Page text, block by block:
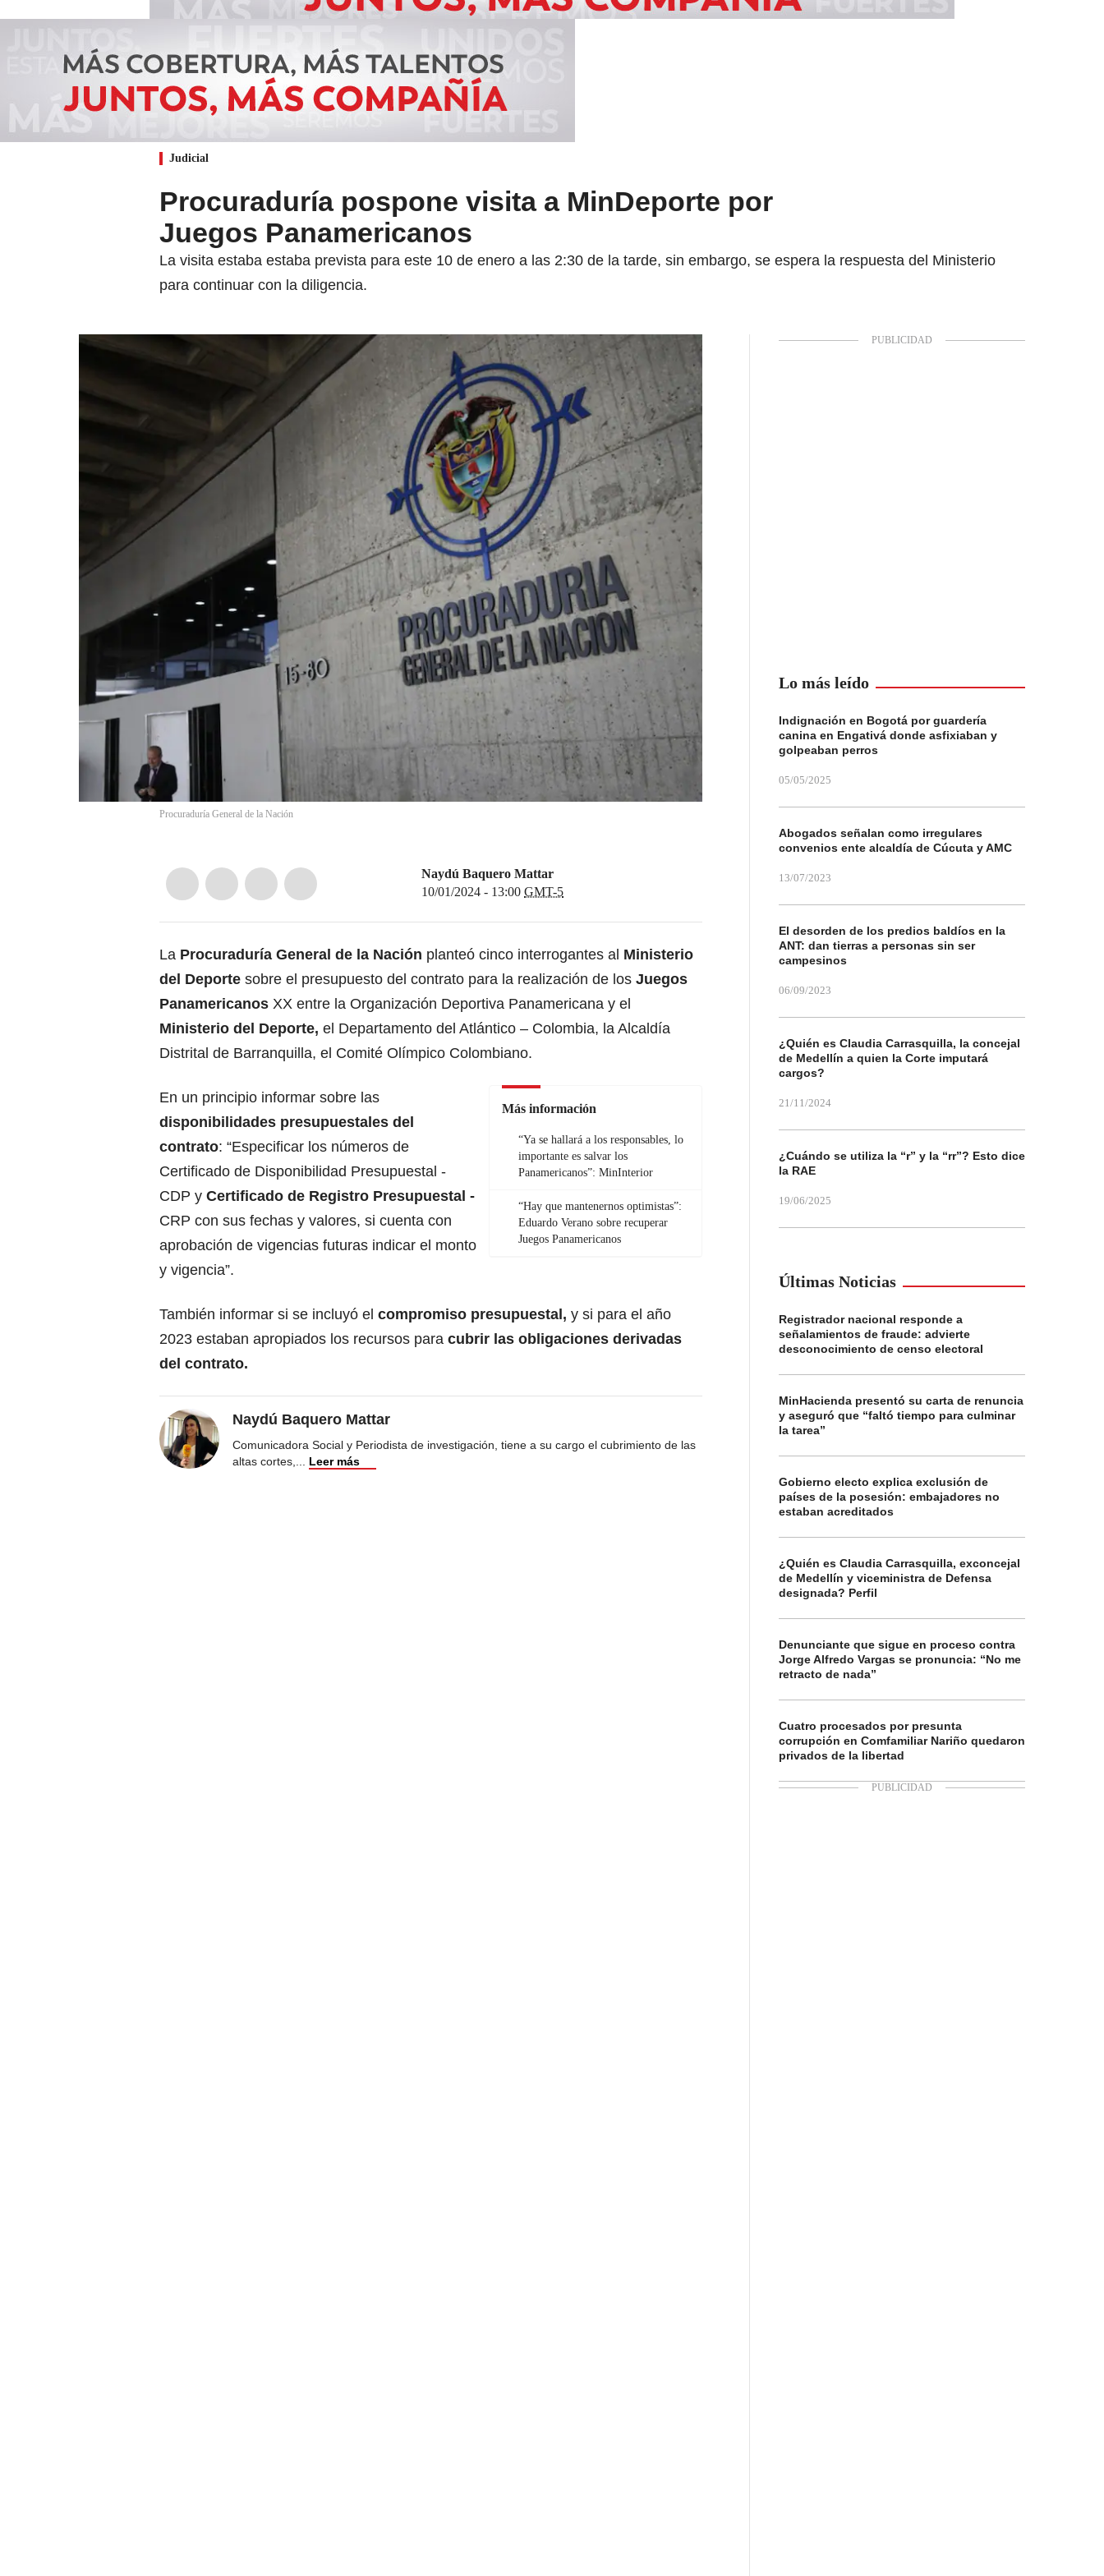
Judicial
Procuraduría pospone visita a MinDeporte por
Juegos Panamericanos
La visita estaba estaba prevista para este 10 de enero a las 2:30 de la tarde, sin embargo, se espera la respuesta del Ministerio
para continuar con la diligencia.
Procuraduría General de la Nación
Naydú Baquero Mattar
10/01/2024 - 13:00 GMT-5
La Procuraduría General de la Nación planteó cinco interrogantes al Ministerio
del Deporte sobre el presupuesto del contrato para la realización de los Juegos
Panamericanos XX entre la Organización Deportiva Panamericana y el
Ministerio del Deporte, el Departamento del Atlántico – Colombia, la Alcaldía
Distrital de Barranquilla, el Comité Olímpico Colombiano.
Más información
“Ya se hallará a los responsables, lo
importante es salvar los
Panamericanos”: MinInterior
“Hay que mantenernos optimistas”:
Eduardo Verano sobre recuperar
Juegos Panamericanos
En un principio informar sobre las
disponibilidades presupuestales del
contrato: “Especificar los números de
Certificado de Disponibilidad Presupuestal -
CDP y Certificado de Registro Presupuestal -
CRP con sus fechas y valores, si cuenta con
aprobación de vigencias futuras indicar el monto
y vigencia”.
También informar si se incluyó el compromiso presupuestal, y si para el año
2023 estaban apropiados los recursos para cubrir las obligaciones derivadas
del contrato.
Naydú Baquero Mattar
Comunicadora Social y Periodista de investigación, tiene a su cargo el cubrimiento de las
altas cortes,... Leer más
Lo más leído
Indignación en Bogotá por guardería
canina en Engativá donde asfixiaban y
golpeaban perros
05/05/2025
Abogados señalan como irregulares
convenios ente alcaldía de Cúcuta y AMC
13/07/2023
El desorden de los predios baldíos en la
ANT: dan tierras a personas sin ser
campesinos
06/09/2023
¿Quién es Claudia Carrasquilla, la concejal
de Medellín a quien la Corte imputará
cargos?
21/11/2024
¿Cuándo se utiliza la “r” y la “rr”? Esto dice
la RAE
19/06/2025
Últimas Noticias
Registrador nacional responde a
señalamientos de fraude: advierte
desconocimiento de censo electoral
MinHacienda presentó su carta de renuncia
y aseguró que “faltó tiempo para culminar
la tarea”
Gobierno electo explica exclusión de
países de la posesión: embajadores no
estaban acreditados
¿Quién es Claudia Carrasquilla, exconcejal
de Medellín y viceministra de Defensa
designada? Perfil
Denunciante que sigue en proceso contra
Jorge Alfredo Vargas se pronuncia: “No me
retracto de nada”
Cuatro procesados por presunta
corrupción en Comfamiliar Nariño quedaron
privados de la libertad